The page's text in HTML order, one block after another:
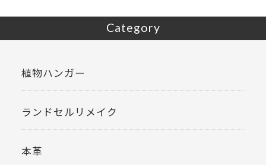
Category
植物ハンガー
ランドセルリメイク
本革